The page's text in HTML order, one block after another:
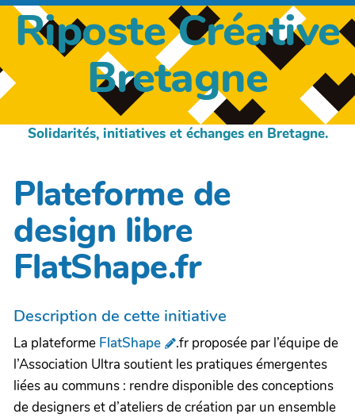
Riposte Créative
Bretagne
Solidarités, initiatives et échanges en Bretagne.
Plateforme de
design libre
FlatShape.fr
Description de cette initiative
La plateforme FlatShape
.fr proposée par l’équipe de
l’Association Ultra soutient les pratiques émergentes
liées au communs : rendre disponible des conceptions
de designers et d’ateliers de création par un ensemble